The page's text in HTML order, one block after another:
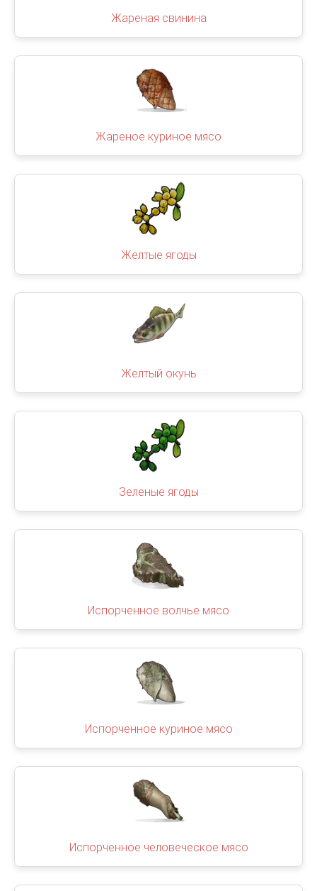
Жареная свинина
Жареное куриное мясо
Желтые ягоды
Желтый окунь
Зеленые ягоды
Испорченное волчье мясо
Испорченное куриное мясо
Испорченное человеческое мясо